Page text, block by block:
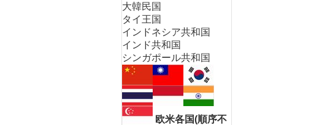
大韓民国
タイ王国
インドネシア共和国
インド共和国
シンガポール共和国
欧米各国(順序不